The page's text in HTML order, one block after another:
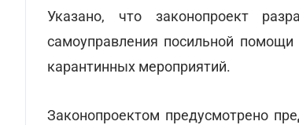
Указано, что законопроект
самоуправления посильной помощи
карантинных мероприятий.
Законопроектом предусмотрено